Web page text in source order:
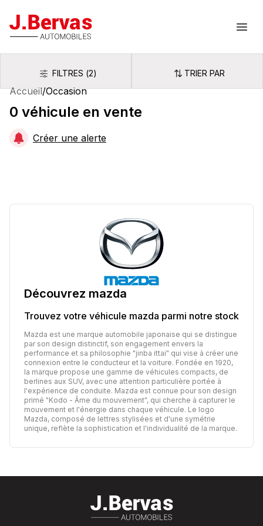
J.Bervas
FiltresFILTRES (2) Trier par
TRIER PAR
Accueil/Occasion
0 véhicule en vente
Créer une alerte
Découvrez mazda
Trouvez votre véhicule mazda parmi notre stock
Mazda est une marque automobile japonaise qui se distingue
par son design distinctif, son engagement envers la
performance et sa philosophie "jinba ittai" qui vise à créer une
connexion entre le conducteur et la voiture. Fondée en 1920,
la marque propose une gamme de véhicules compacts, de
berlines aux SUV, avec une attention particulière portée à
l'expérience de conduite. Mazda est connue pour son design
primé "Kodo - Âme du mouvement", qui cherche à capturer le
mouvement et l'énergie dans chaque véhicule. Le logo
Mazda, composé de lettres stylisées et d'une symétrie
unique, reflète la sophistication et l'individualité de la marque.